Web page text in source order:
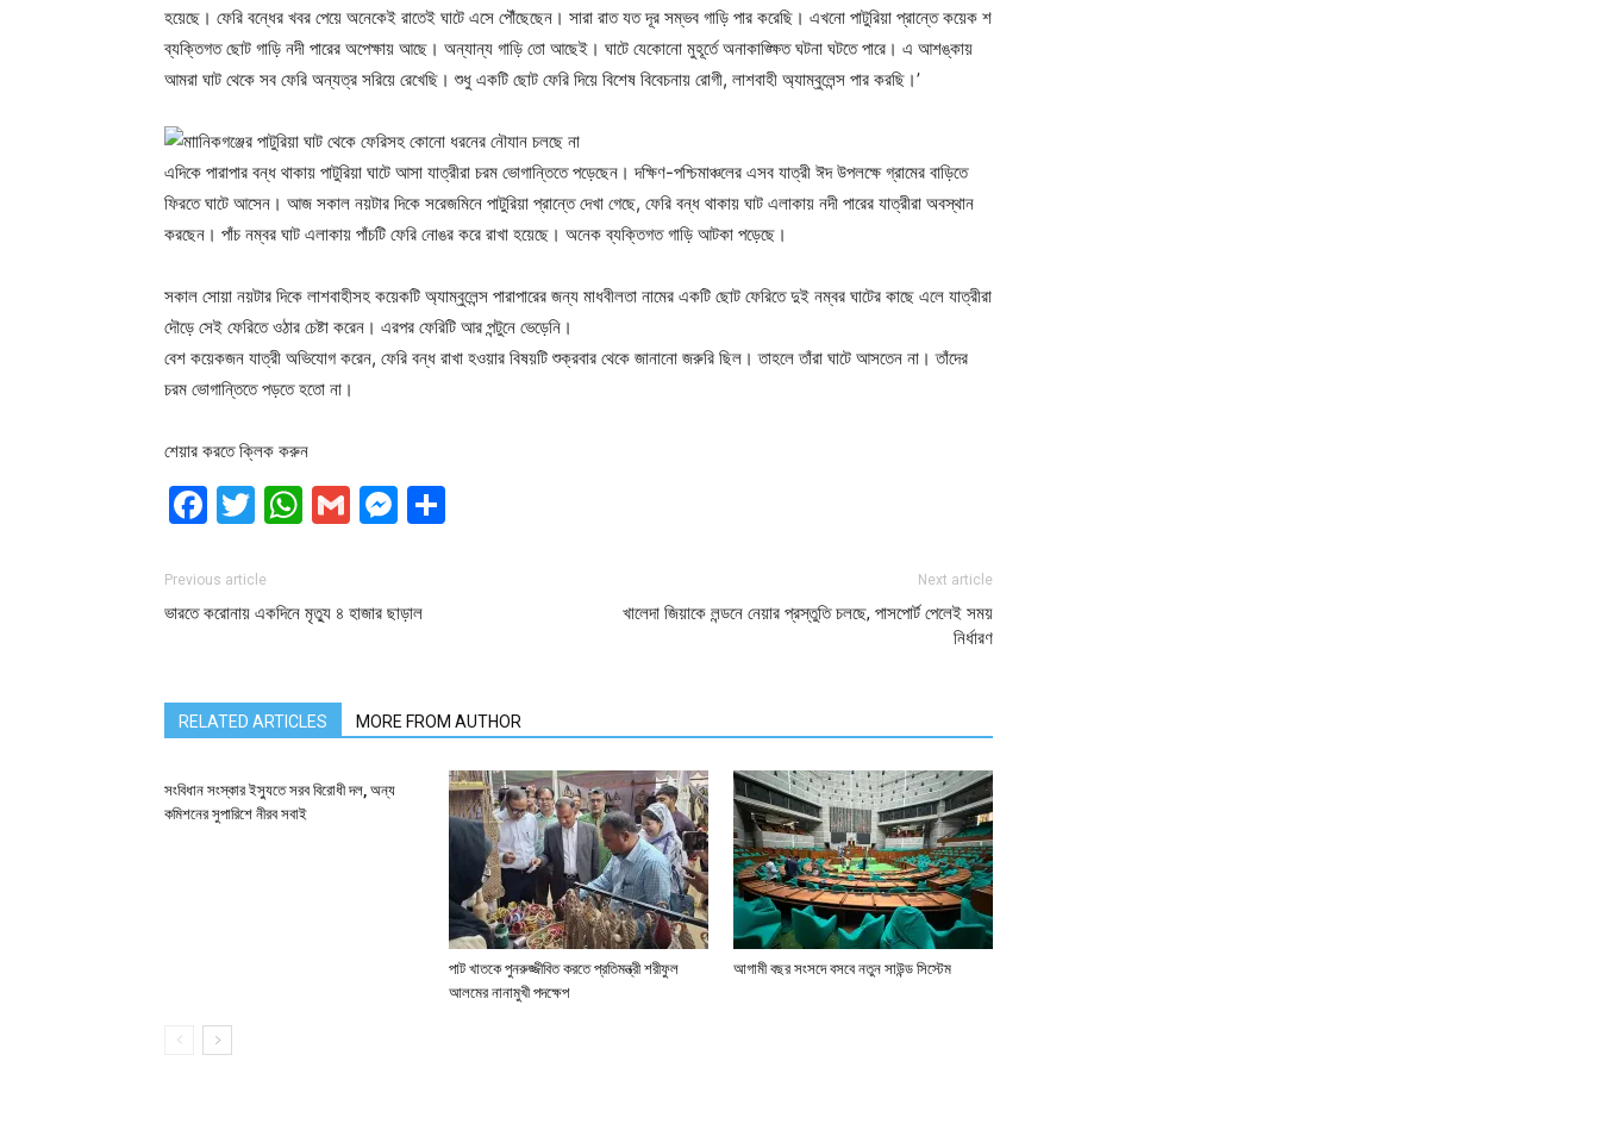
হয়েছে। ফেরি বন্ধের খবর পেয়ে অনেকেই রাতেই ঘাটে এসে পৌঁছেছেন। সারা রাত যত দূর সম্ভব গাড়ি পার করেছি। এখনো পাটুরিয়া প্রান্তে কয়েক শ
ব্যক্তিগত ছোট গাড়ি নদী পারের অপেক্ষায় আছে। অন্যান্য গাড়ি তো আছেই। ঘাটে যেকোনো মুহূর্তে অনাকাঙ্ক্ষিত ঘটনা ঘটতে পারে। এ আশঙ্কায়
আমরা ঘাট থেকে সব ফেরি অন্যত্র সরিয়ে রেখেছি। শুধু একটি ছোট ফেরি দিয়ে বিশেষ বিবেচনায় রোগী, লাশবাহী অ্যাম্বুলেন্স পার করছি।’
এদিকে পারাপার বন্ধ থাকায় পাটুরিয়া ঘাটে আসা যাত্রীরা চরম ভোগান্তিতে পড়েছেন। দক্ষিণ-পশ্চিমাঞ্চলের এসব যাত্রী ঈদ উপলক্ষে গ্রামের বাড়িতে
ফিরতে ঘাটে আসেন। আজ সকাল নয়টার দিকে সরেজমিনে পাটুরিয়া প্রান্তে দেখা গেছে, ফেরি বন্ধ থাকায় ঘাট এলাকায় নদী পারের যাত্রীরা অবস্থান
করছেন। পাঁচ নম্বর ঘাট এলাকায় পাঁচটি ফেরি নোঙর করে রাখা হয়েছে। অনেক ব্যক্তিগত গাড়ি আটকা পড়েছে।
সকাল সোয়া নয়টার দিকে লাশবাহীসহ কয়েকটি অ্যাম্বুলেন্স পারাপারের জন্য মাধবীলতা নামের একটি ছোট ফেরিতে দুই নম্বর ঘাটের কাছে এলে যাত্রীরা
দৌড়ে সেই ফেরিতে ওঠার চেষ্টা করেন। এরপর ফেরিটি আর পন্টুনে ভেড়েনি।
বেশ কয়েকজন যাত্রী অভিযোগ করেন, ফেরি বন্ধ রাখা হওয়ার বিষয়টি শুক্রবার থেকে জানানো জরুরি ছিল। তাহলে তাঁরা ঘাটে আসতেন না। তাঁদের
চরম ভোগান্তিতে পড়তে হতো না।
শেয়ার করতে ক্লিক করুন
Facebook
Twitter
WhatsApp
GmailMessenger
Previous article
ভারতে করোনায় একদিনে মৃত্যু ৪ হাজার ছাড়াল
Next article
খালেদা জিয়াকে লন্ডনে নেয়ার প্রস্তুতি চলছে, পাসপোর্ট পেলেই সময়
নির্ধারণ
RELATED ARTICLES MORE FROM AUTHOR
সংবিধান সংস্কার ইস্যুতে সরব বিরোধী দল, অন্য
কমিশনের সুপারিশে নীরব সবাই
পাট খাতকে পুনরুজ্জীবিত করতে প্রতিমন্ত্রী শরীফুল
আলমের নানামুখী পদক্ষেপ
আগামী বছর সংসদে বসবে নতুন সাউন্ড সিস্টেম